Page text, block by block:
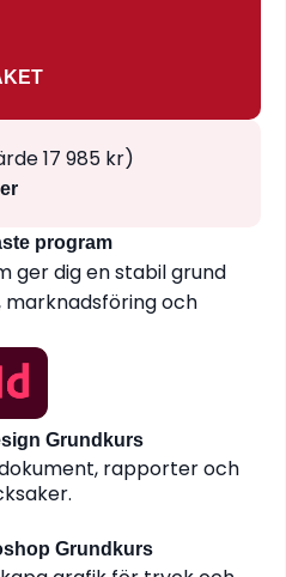
17 985 kr)
program
ger dig en stabil grund
och
Grundkurs
rapporter och
Grundkurs